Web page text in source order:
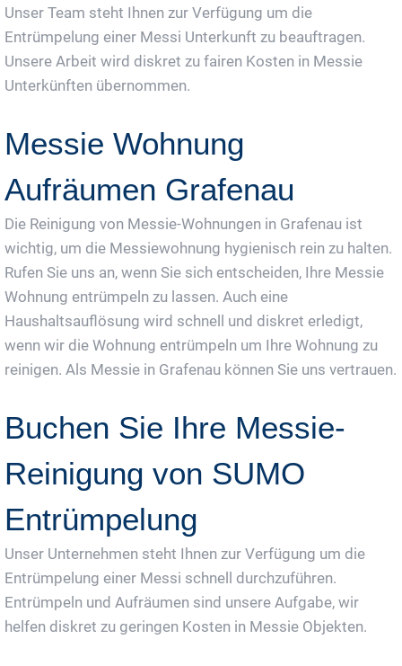
Unser Team steht Ihnen zur Verfügung um die
Entrümpelung einer Messi Unterkunft zu beauftragen.
Unsere Arbeit wird diskret zu fairen Kosten in Messie
Unterkünften übernommen.
Messie Wohnung
Aufräumen Grafenau
Die Reinigung von Messie-Wohnungen in Grafenau ist
wichtig, um die Messiewohnung hygienisch rein zu halten.
Rufen Sie uns an, wenn Sie sich entscheiden, Ihre Messie
Wohnung entrümpeln zu lassen. Auch eine
Haushaltsauflösung wird schnell und diskret erledigt,
wenn wir die Wohnung entrümpeln um Ihre Wohnung zu
reinigen. Als Messie in Grafenau können Sie uns vertrauen.
Buchen Sie Ihre Messie-
Reinigung von SUMO
Entrümpelung
Unser Unternehmen steht Ihnen zur Verfügung um die
Entrümpelung einer Messi schnell durchzuführen.
Entrümpeln und Aufräumen sind unsere Aufgabe, wir
helfen diskret zu geringen Kosten in Messie Objekten.